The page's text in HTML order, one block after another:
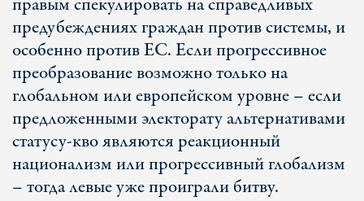
предубеждениях граждан против системы, и
особенно против ЕС. Если прогрессивное
преобразование возможно только на
глобальном или европейском уровне – если
предложенными электорату альтернативами
статусу-кво являются реакционный
национализм или прогрессивный глобализм
– тогда левые уже проиграли битву.